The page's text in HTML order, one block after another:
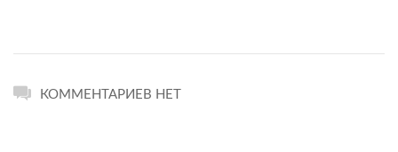
КОММЕНТАРИЕВ НЕТ